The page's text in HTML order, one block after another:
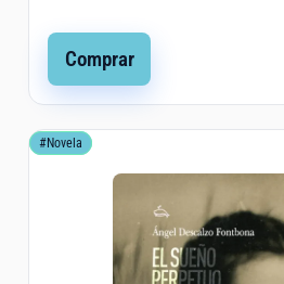
Comprar
#Novela